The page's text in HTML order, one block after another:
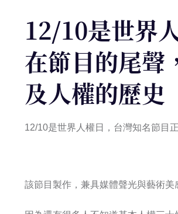
12/10是世界
在節目的尾聲
及人權的歷史
12/10是世界人權日，台灣知名節目
該節目製作，兼具媒體聲光與藝術